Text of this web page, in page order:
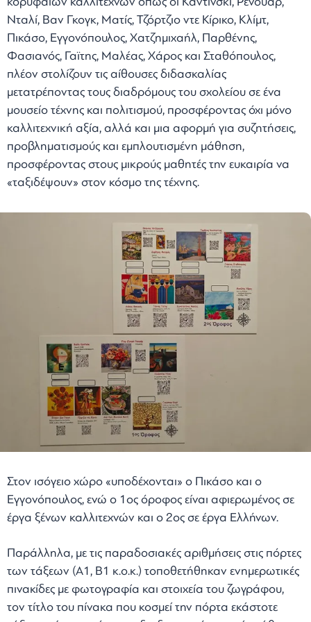
Νταλί, Βαν Γκογκ, Ματίς, Τζόρτζιο ντε Κίρικο, Κλίμτ,
Πικάσο, Εγγονόπουλος, Χατζημιχαήλ, Παρθένης,
Φασιανός, Γαϊτης, Μαλέας, Χάρος και Σταθόπουλος,
πλέον στολίζουν τις αίθουσες διδασκαλίας
μετατρέποντας τους διαδρόμους του σχολείου σε ένα
μουσείο τέχνης και πολιτισμού, προσφέροντας όχι μόνο
καλλιτεχνική αξία, αλλά και μια αφορμή για συζητήσεις,
προβληματισμούς και εμπλουτισμένη μάθηση,
προσφέροντας στους μικρούς μαθητές την ευκαιρία να
«ταξιδέψουν» στον κόσμο της τέχνης.
Στον ισόγειο χώρο «υποδέχονται» ο Πικάσο και ο
Εγγονόπουλος, ενώ ο 1ος όροφος είναι αφιερωμένος σε
έργα ξένων καλλιτεχνών και ο 2ος σε έργα Ελλήνων.
Παράλληλα, με τις παραδοσιακές αριθμήσεις στις πόρτες
των τάξεων (Α1, Β1 κ.ο.κ.) τοποθετήθηκαν ενημερωτικές
πινακίδες με φωτογραφία και στοιχεία του ζωγράφου,
τον τίτλο του πίνακα που κοσμεί την πόρτα εκάστοτε